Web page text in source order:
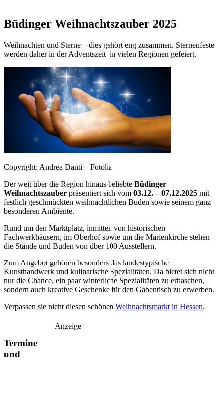
Büdinger Weihnachtszauber 2025
Weihnachten und Sterne – dies gehört eng zusammen. Sternenfeste
werden daher in der Adventszeit in vielen Regionen gefeiert.
Copyright: Andrea Danti – Fotolia
Der weit über die Region hinaus beliebte Büdinger
Weihnachtszauber präsentiert sich vom 03.12. – 07.12.2025 mit
festlich geschmückten weihnachtlichen Buden sowie seinem ganz
besonderen Ambiente.
Rund um den Marktplatz, inmitten von historischen
Fachwerkhäusern, im Oberhof sowie um die Marienkirche stehen
die Stände und Buden von über 100 Ausstellern.
Zum Angebot gehören besonders das landestypische
Kunsthandwerk und kulinarische Spezialitäten. Da bietet sich nicht
nur die Chance, ein paar winterliche Spezialitäten zu erhaschen,
sondern auch kreative Geschenke für den Gabentisch zu erwerben.
Verpassen sie nicht diesen schönen Weihnachtsmarkt in Hessen.
Anzeige
Termine
und